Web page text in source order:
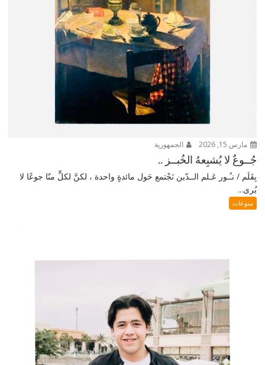
مارس 15, 2026 الجمهورية
جُــوعٌ لا يُشبِعهُ الخُبــز ..
بِقَلَم / نـُـور عَـلم الــدّين نَجْتمع حَول مائدةٍ واحدة ، لكنَّ لكلٍّ منّا جوعًا لا
يُرى...
منوعات